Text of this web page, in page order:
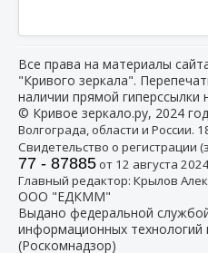
Все права на материалы
"Кривого зеркала".
наличии прямой гиперссылки
© Кривое зеркало.ру, 2024
Волгограда, области и России.
Свидетельство о регистрации
77 - 87885от 12 августа
Главный редактор: Крылов
ООО "ЕДКММ"
Выдано федеральной
информационных технологий
(Роскомнадзор)